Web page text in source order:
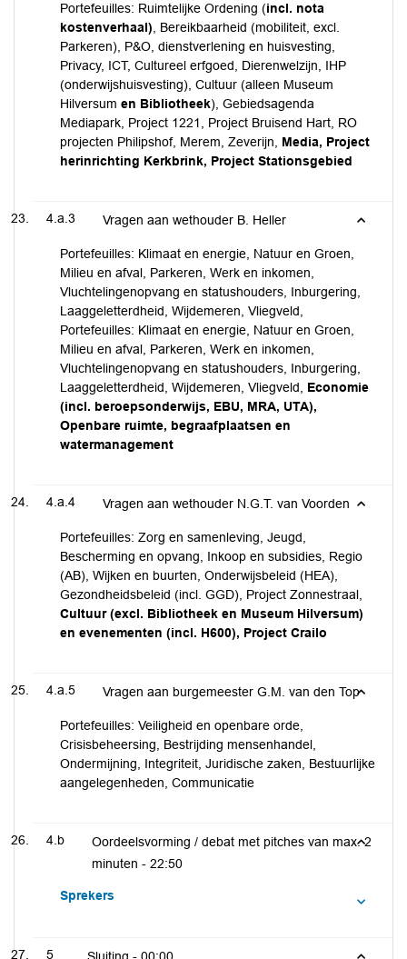
Portefeuilles: Ruimtelijke Ordening (incl. nota
kostenverhaal) , Bereikbaarheid (mobiliteit, excl.
Parkeren), P&O, dienstverlening en huisvesting,
Privacy, ICT, Cultureel erfgoed, Dierenwelzijn, IHP
(onderwijshuisvesting), Cultuur (alleen Museum
Hilversum en Bibliotheek), Gebiedsagenda
Mediapark, Project 1221, Project Bruisend Hart, RO
projecten Philipshof, Merem, Zeverijn, Media, Project
herinrichting Kerkbrink, Project Stationsgebied
4.a.3 Vragen aan wethouder B. Heller
Portefeuilles: Klimaat en energie, Natuur en Groen,
Milieu en afval, Parkeren, Werk en inkomen,
Vluchtelingenopvang en statushouders, Inburgering,
Laaggeletterdheid, Wijdemeren, Vliegveld,
Portefeuilles: Klimaat en energie, Natuur en Groen,
Milieu en afval, Parkeren, Werk en inkomen,
Vluchtelingenopvang en statushouders, Inburgering,
Laaggeletterdheid, Wijdemeren, Vliegveld, Economie
(incl. beroepsonderwijs, EBU, MRA, UTA),
Openbare ruimte, begraafplaatsen en
watermanagement
4.a.4 Vragen aan wethouder N.G.T. van Voorden
Portefeuilles: Zorg en samenleving, Jeugd,
Bescherming en opvang, Inkoop en subsidies, Regio
(AB), Wijken en buurten, Onderwijsbeleid (HEA),
Gezondheidsbeleid (incl. GGD), Project Zonnestraal,
Cultuur (excl. Bibliotheek en Museum Hilversum)
en evenementen (incl. H600), Project Crailo
4.a.5 Vragen aan burgemeester G.M. van den Top
Portefeuilles: Veiligheid en openbare orde,
Crisisbeheersing, Bestrijding mensenhandel,
Ondermijning, Integriteit, Juridische zaken, Bestuurlijke
aangelegenheden, Communicatie
4.b
Oordeelsvorming / debat met pitches van max. 2
minuten - 22:50
Sprekers
5